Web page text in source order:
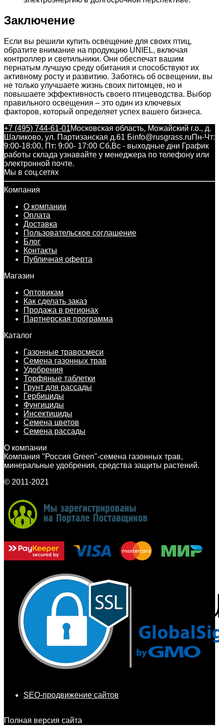
Заключение
Если вы решили купить освещение для своих птиц,
обратите внимание на продукцию UNIEL, включая
контроллер и светильники. Они обеспечат вашим
пернатым лучшую среду обитания и способствуют их
активному росту и развитию. Заботясь об освещении, вы
не только улучшаете жизнь своих питомцев, но и
повышаете эффективность своего птицеводства. Выбор
правильного освещения – это один из ключевых
факторов, который определяет успех вашего бизнеса.
+7 (495) 744-61-01Московская область, Можайский г.о., д.
Шаликово, ул. Партизанская д.61 Бinfo@rusgrass.ruПн-Чт:
9:00-18:00, Пт: 9:00- 17:00 Сб,Вс - выходные дни График
работы склада узнавайте у менеджера по телефону или
электронной почте.
Мы в соц.сетях
Компания
О компании
Оплата
Доставка
Пользовательское соглашение
Блог
Контакты
Публичная оферта
Магазин
Оптовикам
Как сделать заказ
Продажа в регионах
Партнерская программа
Каталог
Газонные травосмеси
Семена газонных трав
Удобрения
Торфяные таблетки
Грунт для рассады
Гербициды
Фунгициды
Инсектициды
Семена цветов
Семена рассады
О компании
Компания "Россия Green"-семена газонных трав,
минеральные удобрения, средства защиты растений.
© 2011-2021
SEO-продвижение сайтов
Полная версия сайта